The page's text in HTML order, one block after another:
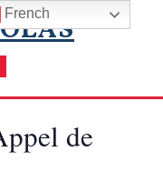
de
French